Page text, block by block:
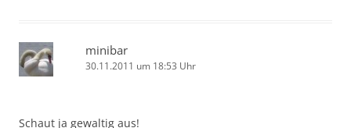
minibar
30.11.2011 um 18:53 Uhr
Schaut ja gewaltig aus!